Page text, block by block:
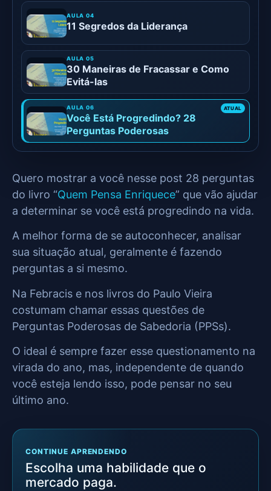
11 Segredos da Liderança
30 Maneiras de Fracassar e Como
Evitá-las
Você Está Progredindo? 28
Perguntas Poderosas
Quero mostrar a você nesse post 28 perguntas
do livro “Quem Pensa Enriquece” que vão ajudar
a determinar se você está progredindo na vida.
A melhor forma de se autoconhecer, analisar
sua situação atual, geralmente é fazendo
perguntas a si mesmo.
Na Febracis e nos livros do Paulo Vieira
costumam chamar essas questões de
Perguntas Poderosas de Sabedoria (PPSs).
O ideal é sempre fazer esse questionamento na
virada do ano, mas, independente de quando
você esteja lendo isso, pode pensar no seu
último ano.
CONTINUE APRENDENDO
Escolha uma habilidade que o
mercado paga.